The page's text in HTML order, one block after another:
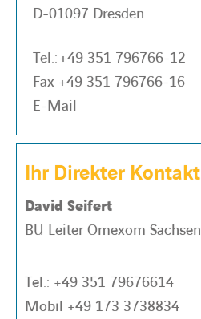
D-01097 Dresden
Tel.:+49 351 796766-12
Fax +49 351 796766-16
E-Mail
Ihr Direkter Kontakt
David Seifert
BU Leiter Omexom Sachsen
Tel.: +49 351 79676614
Mobil +49 173 3738834